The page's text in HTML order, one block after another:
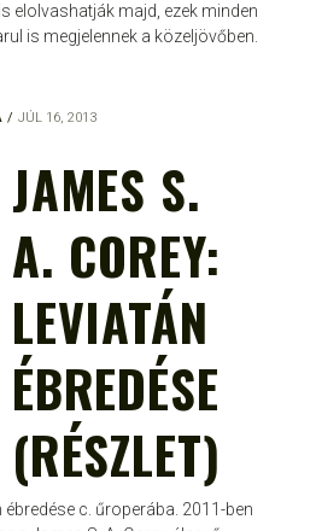
elolvashatják majd, ezek minden
is megjelennek a közeljövőben.
JÚL 16, 2013
JAMES S.
A. COREY:
LEVIATÁN
ÉBREDÉSE
(RÉSZLET)
ébredése c. űroperába. 2011-ben